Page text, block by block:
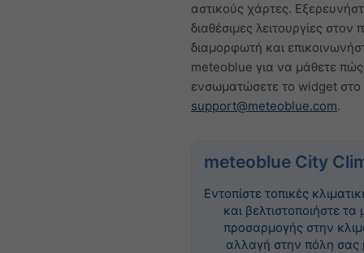
αστικούς χάρτες.
διαθέσιμες λειτουργίες
διαμορφωτή και
meteoblue για να μάθετε
ενσωματώσετε το widget στο
support@meteoblue.com.
meteoblue City
Εντοπίστε τοπικές
και βελτιστοποιήστε τα
προσαρμογής στην
αλλαγή στην πόλη σας